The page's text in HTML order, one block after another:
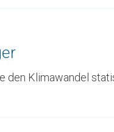
den Klimawandel